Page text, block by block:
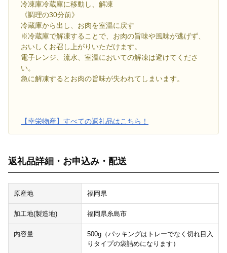
冷凍庫冷蔵庫に移動し、解凍
《調理の30分前》
冷蔵庫から出し、お肉を室温に戻す
※冷蔵庫で解凍することで、お肉の旨味や風味が逃げず、
おいしくお召し上がりいただけます。
電子レンジ、流水、室温においての解凍は避けてくださ
い。
急に解凍するとお肉の旨味が失われてしまいます。
【幸栄物産】すべての返礼品はこちら！
返礼品詳細・お申込み・配送
原産地 福岡県
加工地(製造地) 福岡県糸島市
内容量
500g（パッキングはトレーでなく切れ目入
りタイプの袋詰めになります）